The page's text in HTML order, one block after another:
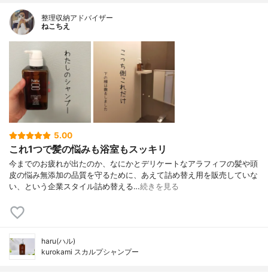
整理収納アドバイザー
ねこちえ
5.00
これ1つで髪の悩みも浴室もスッキリ
今までのお疲れが出たのか、なにかとデリケートなアラフィフの髪や頭
皮の悩み無添加の品質を守るために、あえて詰め替え用を販売していな
い、という企業スタイル詰め替える…続きを見る
haru(ハル)
kurokami スカルプシャンプー